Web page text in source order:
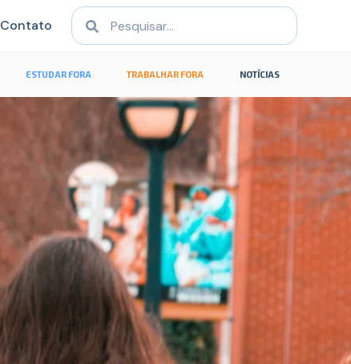
Contato
ESTUDAR FORA TRABALHAR FORA NOTÍCIAS